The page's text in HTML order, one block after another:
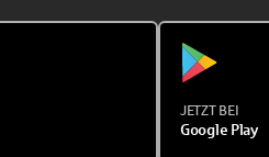
JETZT BEI
Google Play